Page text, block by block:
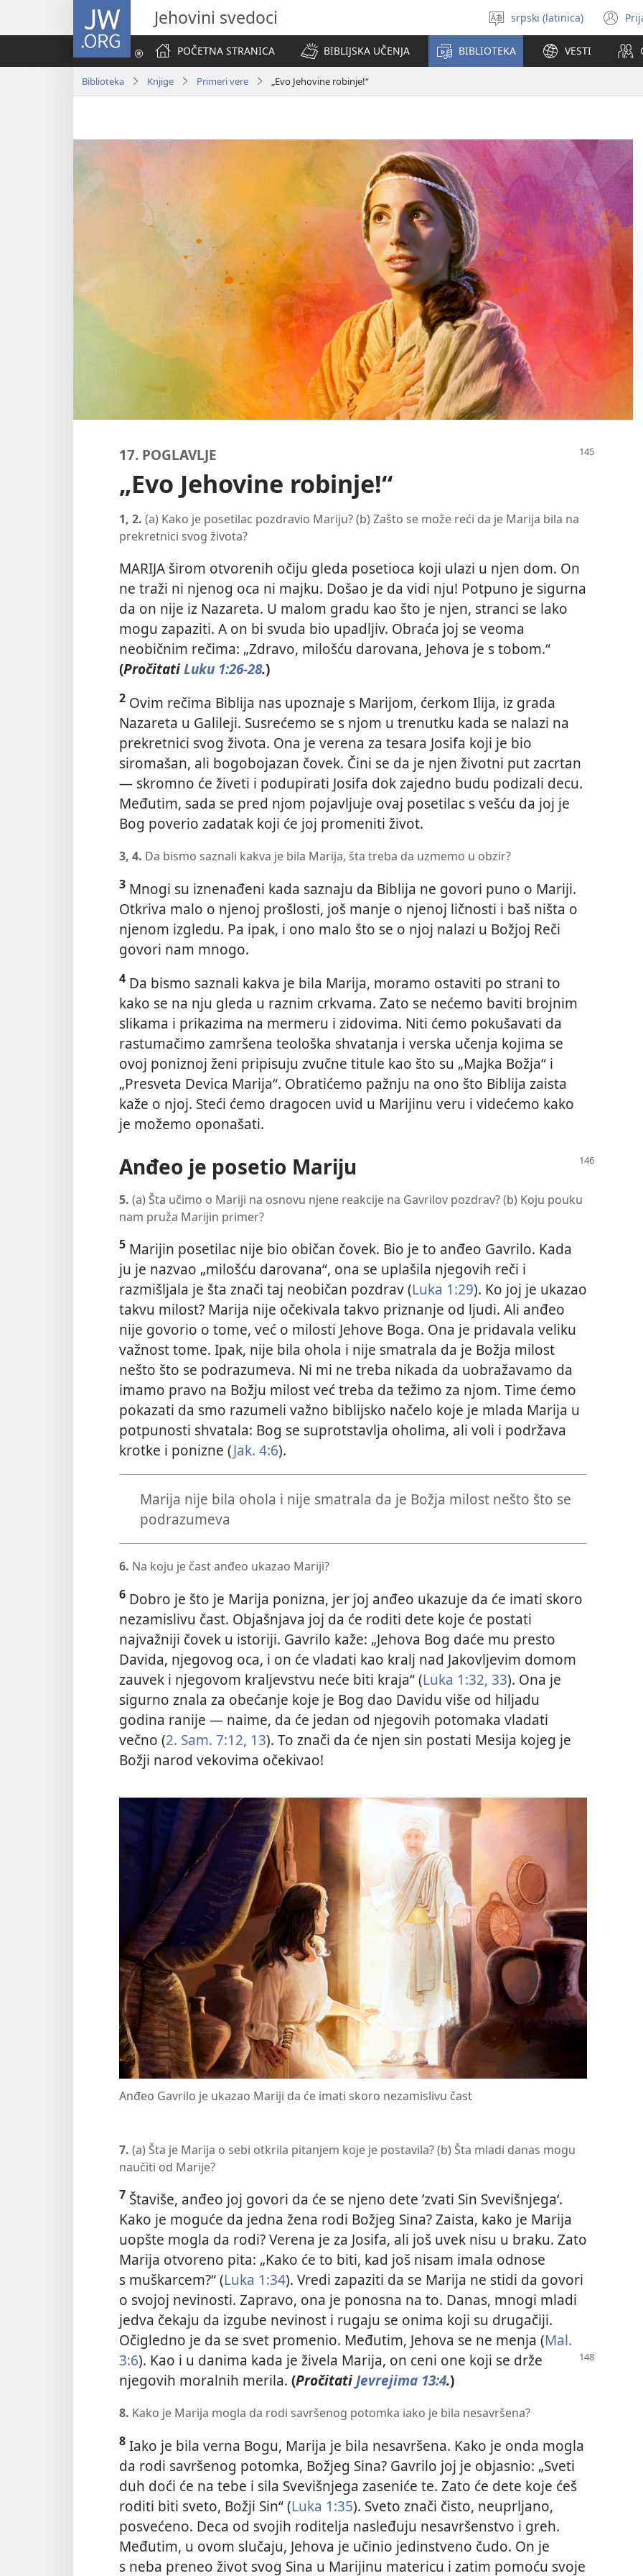
JW.ORG Jehovini svedoci
Izaberi
jezik
srpski (latinica)
POČETNA STRANICA
BIBLIJSKA UČENJA BIBLIOTEKA VESTI
Biblioteka Knjige Primeri vere „Evo Jehovine robinje!“
17. POGLAVLJE
„Evo Jehovine robinje!“
1, 2. (a) Kako je posetilac pozdravio Mariju? (b) Zašto se može reći da je Marija bila na
prekretnici svog života?
MARIJA širom otvorenih očiju gleda posetioca koji ulazi u njen dom. On
ne traži ni njenog oca ni majku. Došao je da vidi nju! Potpuno je sigurna
da on nije iz Nazareta. U malom gradu kao što je njen, stranci se lako
mogu zapaziti. A on bi svuda bio upadljiv. Obraća joj se veoma
neobičnim rečima: „Zdravo, milošću darovana, Jehova je s tobom.“
(PročitatiLuku 1:26-28.)
2 Ovim rečima Biblija nas upoznaje s Marijom, ćerkom Ilija, iz grada
Nazareta u Galileji. Susrećemo se s njom u trenutku kada se nalazi na
prekretnici svog života. Ona je verena za tesara Josifa koji je bio
siromašan, ali bogobojazan čovek. Čini se da je njen životni put zacrtan
— skromno će živeti i podupirati Josifa dok zajedno budu podizali decu.
Međutim, sada se pred njom pojavljuje ovaj posetilac s vešću da joj je
Bog poverio zadatak koji će joj promeniti život.
3, 4. Da bismo saznali kakva je bila Marija, šta treba da uzmemo u obzir?
3 Mnogi su iznenađeni kada saznaju da Biblija ne govori puno o Mariji.
Otkriva malo o njenoj prošlosti, još manje o njenoj ličnosti i baš ništa o
njenom izgledu. Pa ipak, i ono malo što se o njoj nalazi u Božjoj Reči
govori nam mnogo.
4 Da bismo saznali kakva je bila Marija, moramo ostaviti po strani to
kako se na nju gleda u raznim crkvama. Zato se nećemo baviti brojnim
slikama i prikazima na mermeru i zidovima. Niti ćemo pokušavati da
rastumačimo zamršena teološka shvatanja i verska učenja kojima se
ovoj poniznoj ženi pripisuju zvučne titule kao što su „Majka Božja“ i
„Presveta Devica Marija“. Obratićemo pažnju na ono što Biblija zaista
kaže o njoj. Steći ćemo dragocen uvid u Marijinu veru i videćemo kako
je možemo oponašati.
Anđeo je posetio Mariju
5. (a) Šta učimo o Mariji na osnovu njene reakcije na Gavrilov pozdrav? (b) Koju pouku
nam pruža Marijin primer?
5 Marijin posetilac nije bio običan čovek. Bio je to anđeo Gavrilo. Kada
ju je nazvao „milošću darovana“, ona se uplašila njegovih reči i
razmišljala je šta znači taj neobičan pozdrav (Luka 1:29). Ko joj je ukazao
takvu milost? Marija nije očekivala takvo priznanje od ljudi. Ali anđeo
nije govorio o tome, već o milosti Jehove Boga. Ona je pridavala veliku
važnost tome. Ipak, nije bila ohola i nije smatrala da je Božja milost
nešto što se podrazumeva. Ni mi ne treba nikada da uobražavamo da
imamo pravo na Božju milost već treba da težimo za njom. Time ćemo
pokazati da smo razumeli važno biblijsko načelo koje je mlada Marija u
potpunosti shvatala: Bog se suprotstavlja oholima, ali voli i podržava
krotke i ponizne (Jak. 4:6).
Marija nije bila ohola i nije smatrala da je Božja milost nešto što se
podrazumeva
6. Na koju je čast anđeo ukazao Mariji?
6 Dobro je što je Marija ponizna, jer joj anđeo ukazuje da će imati skoro
nezamislivu čast. Objašnjava joj da će roditi dete koje će postati
najvažniji čovek u istoriji. Gavrilo kaže: „Jehova Bog daće mu presto
Davida, njegovog oca, i on će vladati kao kralj nad Jakovljevim domom
zauvek i njegovom kraljevstvu neće biti kraja“ (Luka 1:32, 33). Ona je
sigurno znala za obećanje koje je Bog dao Davidu više od hiljadu
godina ranije — naime, da će jedan od njegovih potomaka vladati
večno (2. Sam. 7:12, 13). To znači da će njen sin postati Mesija kojeg je
Božji narod vekovima očekivao!
Anđeo Gavrilo je ukazao Mariji da će imati skoro nezamislivu čast
7. (a) Šta je Marija o sebi otkrila pitanjem koje je postavila? (b) Šta mladi danas mogu
naučiti od Marije?
7 Štaviše, anđeo joj govori da će se njeno dete ’zvati Sin Svevišnjega‘.
Kako je moguće da jedna žena rodi Božjeg Sina? Zaista, kako je Marija
uopšte mogla da rodi? Verena je za Josifa, ali još uvek nisu u braku. Zato
Marija otvoreno pita: „Kako će to biti, kad još nisam imala odnose
s muškarcem?“ (Luka 1:34). Vredi zapaziti da se Marija ne stidi da govori
o svojoj nevinosti. Zapravo, ona je ponosna na to. Danas, mnogi mladi
jedva čekaju da izgube nevinost i rugaju se onima koji su drugačiji.
Očigledno je da se svet promenio. Međutim, Jehova se ne menja (Mal.
3:6). Kao i u danima kada je živela Marija, on ceni one koji se drže
njegovih moralnih merila. (PročitatiJevrejima 13:4.)
8. Kako je Marija mogla da rodi savršenog potomka iako je bila nesavršena?
8 Iako je bila verna Bogu, Marija je bila nesavršena. Kako je onda mogla
da rodi savršenog potomka, Božjeg Sina? Gavrilo joj je objasnio: „Sveti
duh doći će na tebe i sila Svevišnjega zaseniće te. Zato će dete koje ćeš
roditi biti sveto, Božji Sin“ (Luka 1:35). Sveto znači čisto, neuprljano,
posvećeno. Deca od svojih roditelja nasleđuju nesavršenstvo i greh.
Međutim, u ovom slučaju, Jehova je učinio jedinstveno čudo. On je
s neba preneo život svog Sina u Marijinu matericu i zatim pomoću svoje